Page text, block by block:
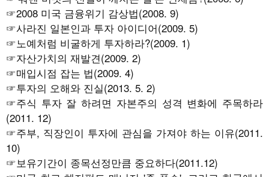
☞2008 미국 금융위기 감상법(2008. 9)
☞사라진 일본인과 투자 아이디어(2009. 5)
☞노예처럼 비굴하게 투자하라?(2009. 1)
☞자산가치의 재발견(2009. 2)
☞매입시점 잡는 법(2009. 4)
☞투자의 오해와 진실(2013. 5. 2)
☞주식 투자 잘 하려면 자본주의 성격 변화에 주목하라
(2011. 12)
☞주부, 직장인이 투자에 관심을 가져야 하는 이유(2011.
10)
☞보유기간이 종목선정만큼 중요하다(2011.12)